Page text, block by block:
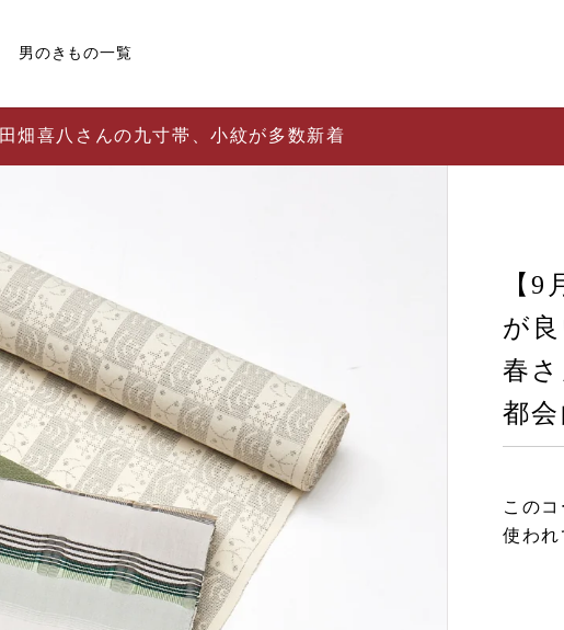
男のきもの一覧
田畑喜八さんの九寸帯、小紋が多数新着
【
が
春
都会
この
使われ